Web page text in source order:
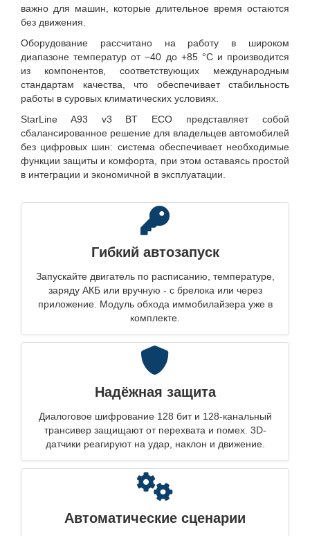
важно для машин, которые длительное время остаются
без движения.
Оборудование рассчитано на работу в широком
диапазоне температур от −40 до +85 °C и производится
из компонентов, соответствующих международным
стандартам качества, что обеспечивает стабильность
работы в суровых климатических условиях.
StarLine A93 v3 BT ECO представляет собой
сбалансированное решение для владельцев автомобилей
без цифровых шин: система обеспечивает необходимые
функции защиты и комфорта, при этом оставаясь простой
в интеграции и экономичной в эксплуатации.
Гибкий автозапуск
Запускайте двигатель по расписанию, температуре,
заряду АКБ или вручную - с брелока или через
приложение. Модуль обхода иммобилайзера уже в
комплекте.
Надёжная защита
Диалоговое шифрование 128 бит и 128-канальный
трансивер защищают от перехвата и помех. 3D-
датчики реагируют на удар, наклон и движение.
Автоматические сценарии